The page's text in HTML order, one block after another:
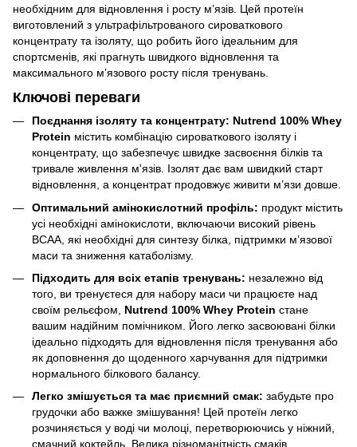
необхідним для відновлення і росту м’язів. Цей протеїн
виготовлений з ультрафільтрованого сироваткового
концентрату та ізоляту, що робить його ідеальним для
спортсменів, які прагнуть швидкого відновлення та
максимального м’язового росту після тренувань.
Ключові переваги
Поєднання ізоляту та концентрату: Nutrend 100% Whey
Protein містить комбінацію сироваткового ізоляту і
концентрату, що забезпечує швидке засвоєння білків та
тривале живлення м'язів. Ізолят дає вам швидкий старт
відновлення, а концентрат продовжує живити м’язи довше.
Оптимальний амінокислотний профіль: продукт містить
усі необхідні амінокислоти, включаючи високий рівень
BCAA, які необхідні для синтезу білка, підтримки м’язової
маси та зниження катаболізму.
Підходить для всіх етапів тренувань: незалежно від
того, ви тренуєтеся для набору маси чи працюєте над
своїм рельєфом, Nutrend 100% Whey Protein стане
вашим надійним помічником. Його легко засвоювані білки
ідеально підходять для відновлення після тренування або
як доповнення до щоденного харчування для підтримки
нормального білкового балансу.
Легко змішується та має приємний смак: забудьте про
грудочки або важке змішування! Цей протеїн легко
розчиняється у воді чи молоці, перетворюючись у ніжний,
смачний коктейль. Велика різноманітність смаків